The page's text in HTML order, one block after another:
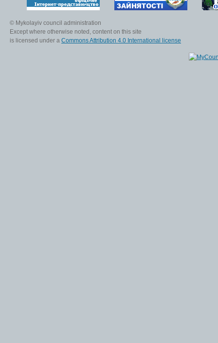
© Mykolayiv council administration
Except where otherwise noted, content on this site
is licensed under a Commons Attribution 4.0 International license